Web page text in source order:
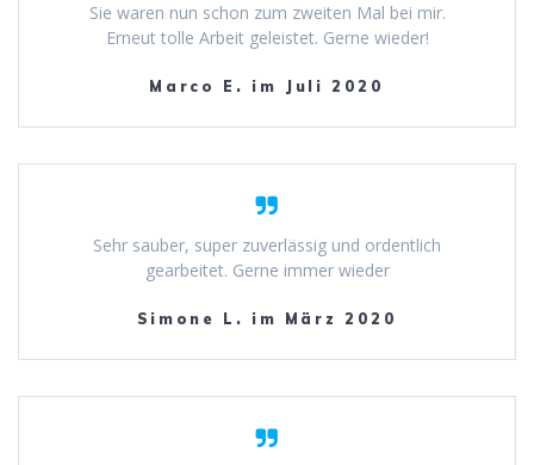
Sie waren nun schon zum zweiten Mal bei mir.
Erneut tolle Arbeit geleistet. Gerne wieder!
Marco E. im Juli 2020
Sehr sauber, super zuverlässig und ordentlich
gearbeitet. Gerne immer wieder
Simone L. im März 2020